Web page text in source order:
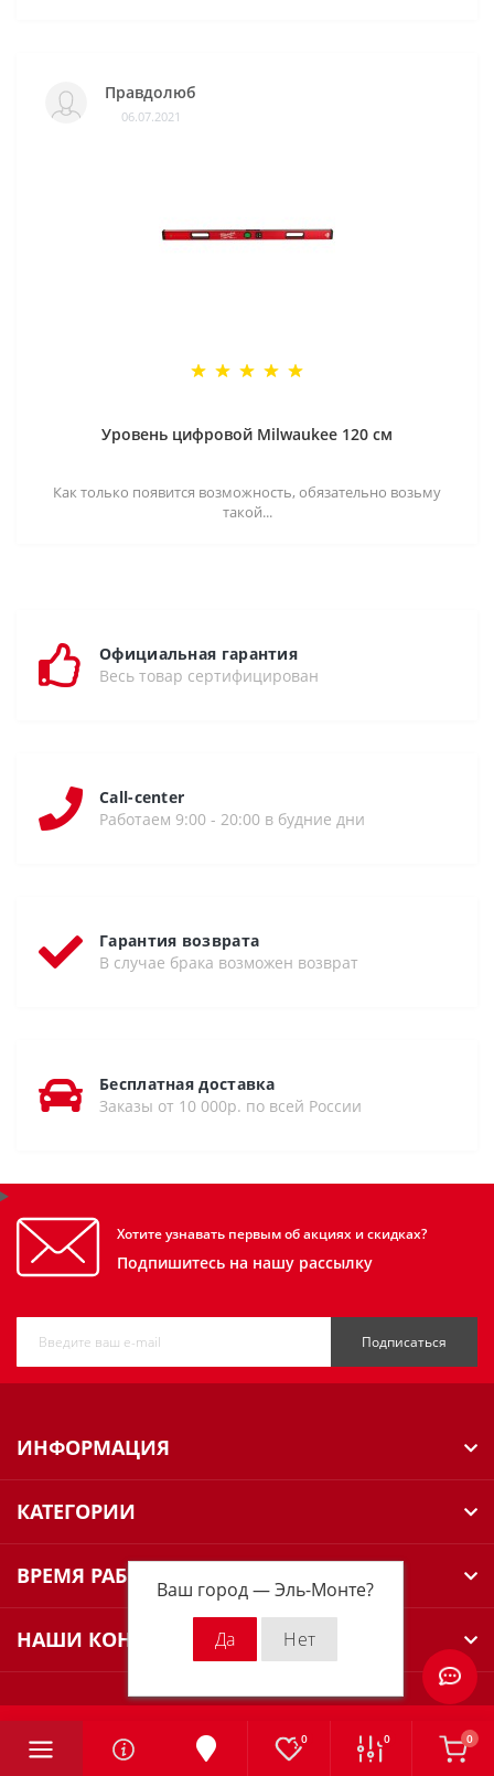
Ваш город —Эль-Монте?
0 0 0
Правдолюб
06.07.2021
Уровень цифровой Milwaukee 120 см
Как только появится возможность, обязательно возьму
такой...
Официальная гарантия
Весь товар сертифицирован
Call-center
Работаем 9:00 - 20:00 в будние дни
Гарантия возврата
В случае брака возможен возврат
Бесплатная доставка
Заказы от 10 000р. по всей России
Хотите узнавать первым об акциях и скидках?
Подпишитесь на нашу рассылку
Подписаться
ИНФОРМАЦИЯ
КАТЕГОРИИ
ВРЕМЯ РАБОТЫ
НАШИ КОНТАКТЫ
Milwaukee Russia © 2026